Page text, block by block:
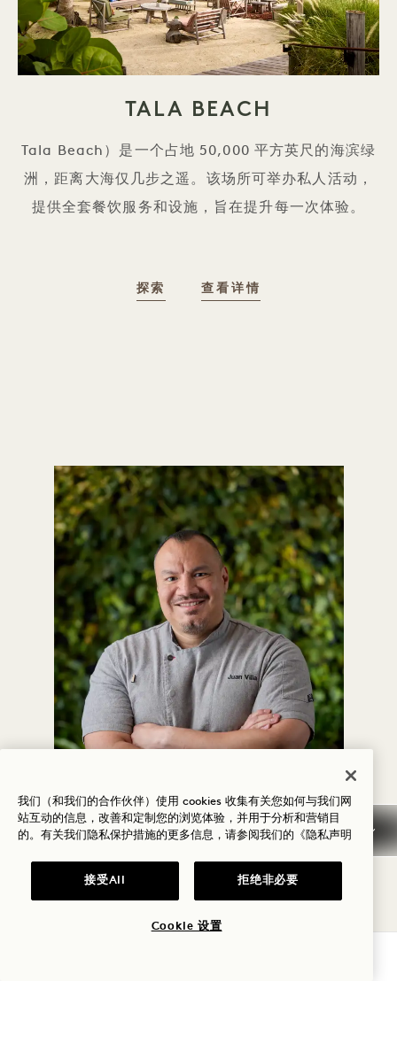
TALA BEACH
Tala Beach）是一个占地 50,000 平方英尺的海滨绿
洲，距离大海仅几步之遥。该场所可举办私人活动，
提供全套餐饮服务和设施，旨在提升每一次体验。
探索 查看详情
厨师胡安-维拉
行政总厨胡安-比利亚（Juan Villa）是墨
西哥后裔，在内华达州出生长大，16 岁时
开始了他的烹饪之旅。童年时期，他经常被
我们（和我们的合作伙伴）使用 cookies 收集有关您如何与我们网
站互动的信息，改善和定制您的浏览体验，并用于分析和营销目
的。有关我们隐私保护措施的更多信息，请参阅我们的 《隐私声明
接受All 拒绝非必要
Cookie 设置